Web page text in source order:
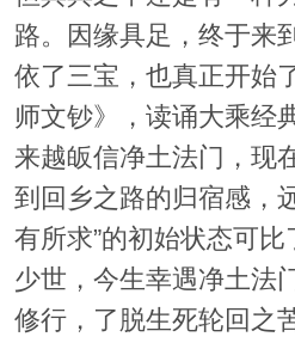
路。因缘具足，终于来
依了三宝，也真正开始
师文钞》，读诵大乘经
来越皈信净土法门，现
到回乡之路的归宿感，
有所求”的初始状态可
少世，今生幸遇净土法
修行，了脱生死轮回之